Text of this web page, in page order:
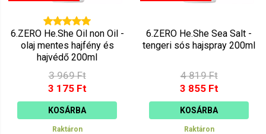
6.ZERO He.She Oil non Oil -
olaj mentes hajfény és
hajvédő 200ml
3 969 Ft
3 175 Ft
KOSÁRBA
Raktáron
6.ZERO He.She Sea Salt -
tengeri sós hajspray 200ml
4 819 Ft
3 855 Ft
KOSÁRBA
Raktáron